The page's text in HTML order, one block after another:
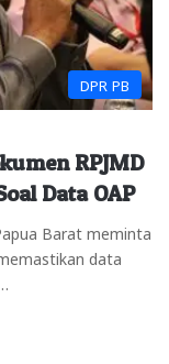
DPR PB
RPJMD
Data OAP
Barat meminta
data